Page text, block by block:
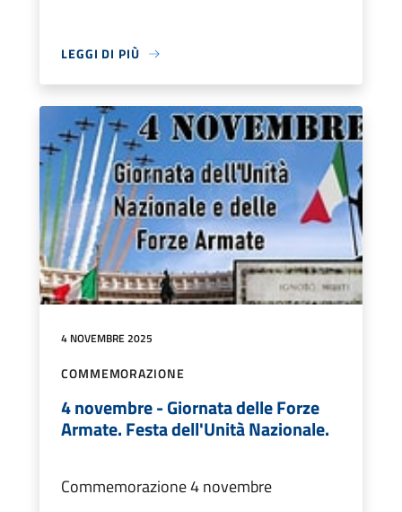
LEGGI DI PIÙ
4 NOVEMBRE 2025
COMMEMORAZIONE
4 novembre - Giornata delle Forze
Armate. Festa dell'Unità Nazionale.
Commemorazione 4 novembre